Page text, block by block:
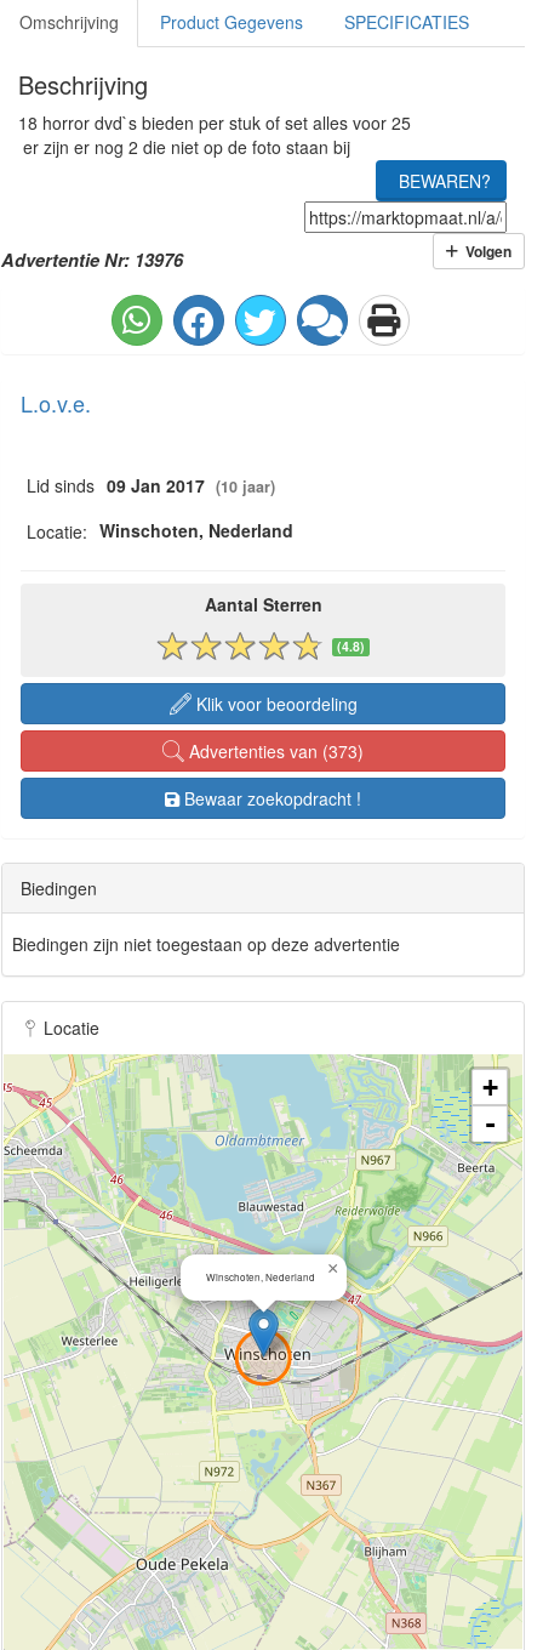
Omschrijving Product Gegevens SPECIFICATIES
Beschrijving
18 horror dvd`s bieden per stuk of set alles voor 25
er zijn er nog 2 die niet op de foto staan bij
BEWAREN?
Advertentie Nr: 13976 Volgen
L.o.v.e.
Lid sinds 09 Jan 2017 (10 jaar)
Locatie: Winschoten, Nederland
Aantal Sterren
(4.8)
Klik voor beoordeling
Advertenties van (373)
Bewaar zoekopdracht !
Biedingen
Biedingen zijn niet toegestaan op deze advertentie
Locatie
Winschoten, Nederland ×
+
-